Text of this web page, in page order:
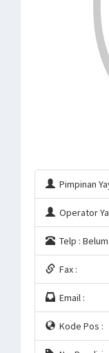
Pimpinan
Operator
Telp :
Fax :
Email :
Kode Pos :